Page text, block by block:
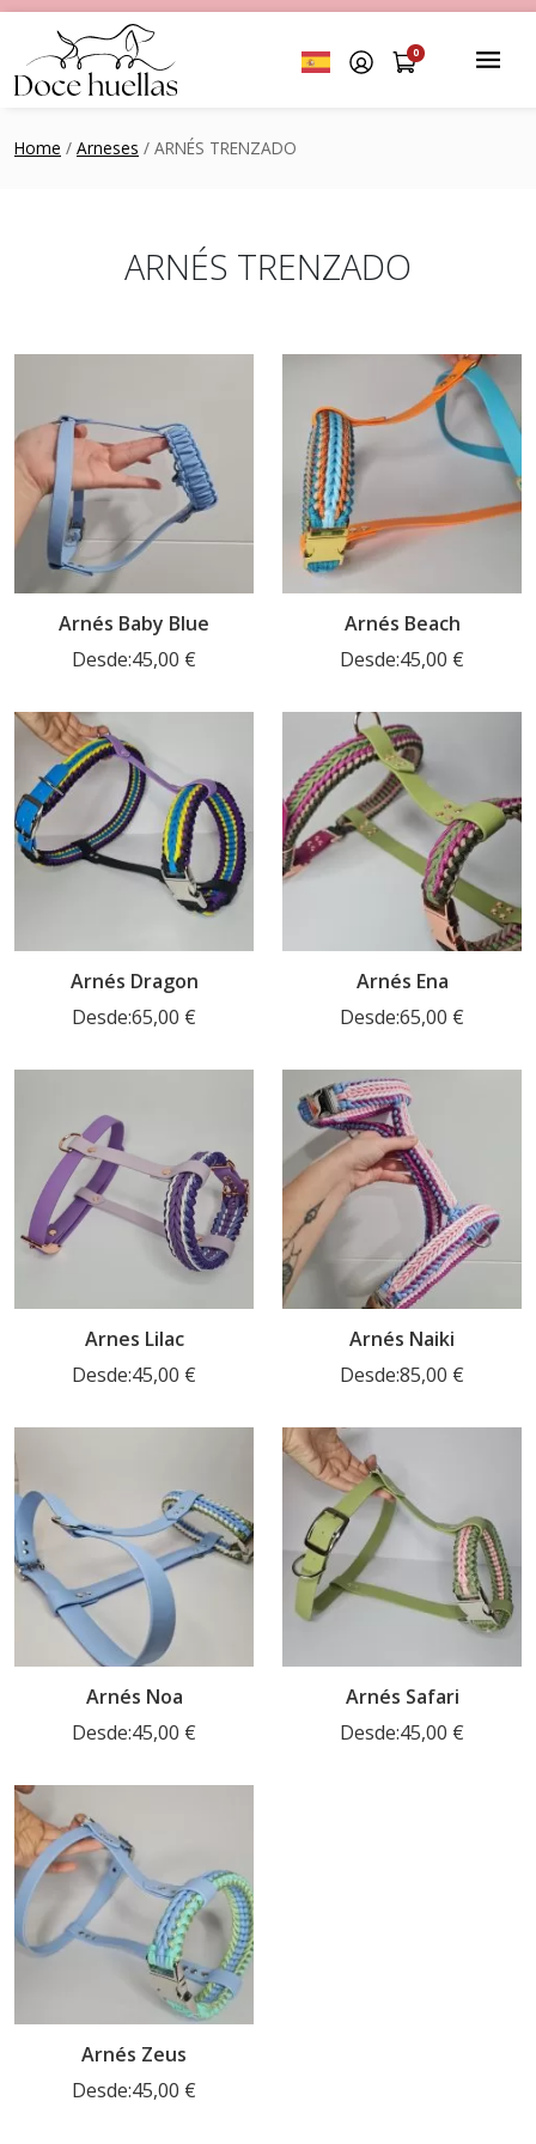
0
Home / Arneses / ARNÉS TRENZADO
ARNÉS TRENZADO
Arnés Baby Blue
Desde:45,00 €
Arnés Beach
Desde:45,00 €
Arnés Dragon
Desde:65,00 €
Arnés Ena
Desde:65,00 €
Arnes Lilac
Desde:45,00 €
Arnés Naiki
Desde:85,00 €
Arnés Noa
Desde:45,00 €
Arnés Safari
Desde:45,00 €
Arnés Zeus
Desde:45,00 €